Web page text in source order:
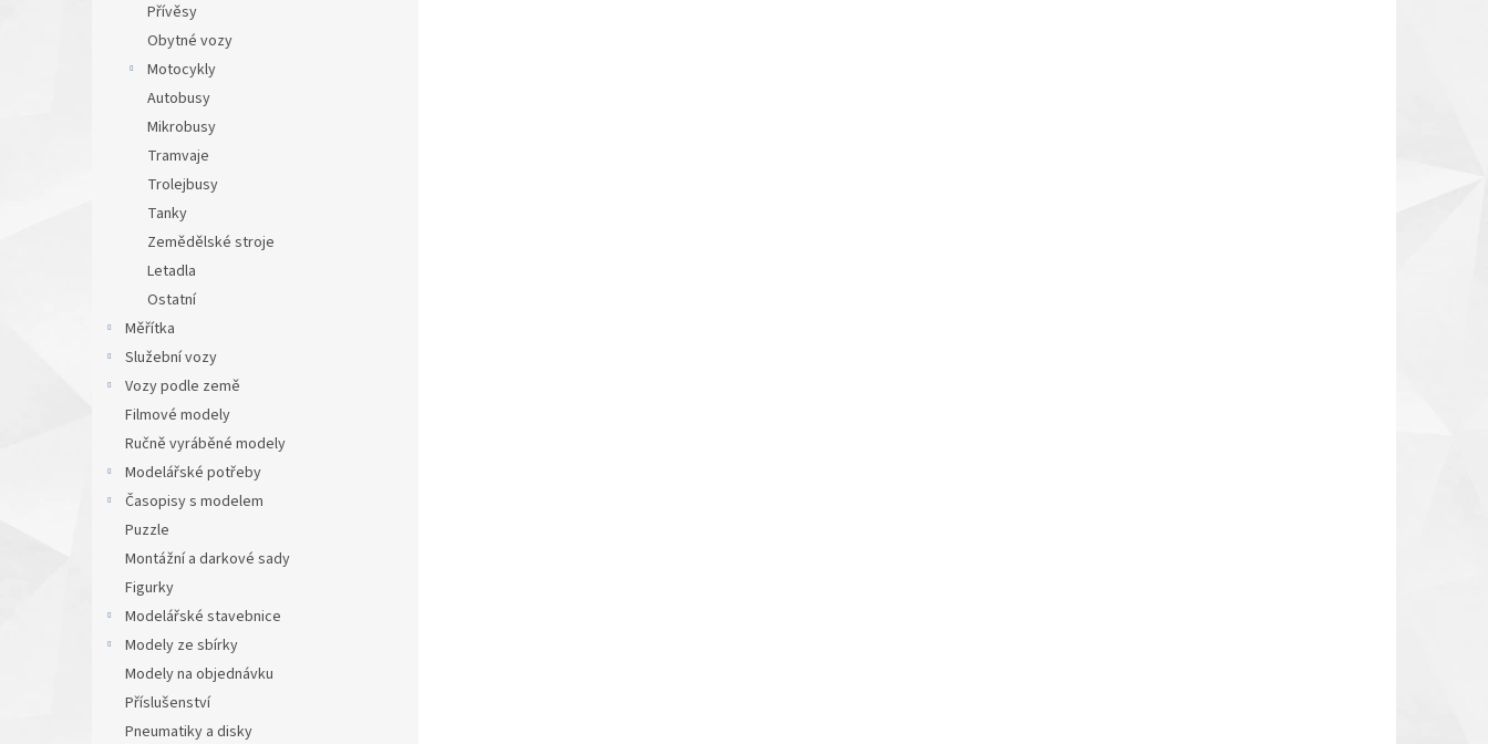
Přívěsy
Obytné vozy
Motocykly
Autobusy
Mikrobusy
Tramvaje
Trolejbusy
Tanky
Zemědělské stroje
Letadla
Ostatní
Měřítka
Služební vozy
Vozy podle země
Filmové modely
Ručně vyráběné modely
Modelářské potřeby
Časopisy s modelem
Puzzle
Montážní a darkové sady
Figurky
Modelářské stavebnice
Modely ze sbírky
Modely na objednávku
Příslušenství
Pneumatiky a disky